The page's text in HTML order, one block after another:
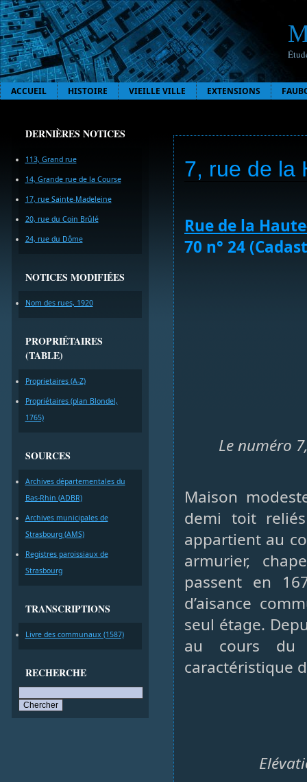
ACCUEIL HISTOIRE VIEILLE VILLE EXTENSIONS
DERNIÈRES NOTICES
113, Grand rue
14, Grande rue de la Course
17, rue Sainte-Madeleine
20, rue du Coin Brûlé
24, rue du Dôme
NOTICES MODIFIÉES
Nom des rues, 1920
PROPRIÉTAIRES
(TABLE)
Proprietaires (A-Z)
Propriétaires (plan Blondel,
1765)
SOURCES
Archives départementales du
Bas-Rhin (ADBR)
Archives municipales de
Strasbourg (AMS)
Registres paroissiaux de
Strasbourg
TRANSCRIPTIONS
Livre des communaux (1587)
RECHERCHE
7, rue de la
Rue de la
70 n° 24
Le numéro
Maison
demi toit
appartient au
armurier,
passent en
d’aisance
seul étage.
au cours du
caractéristique